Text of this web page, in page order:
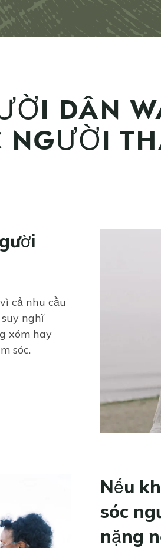
DÂN
cả nhu cầu
nghĩ
xóm hay
sóc.
Nếu
sóc
nặng